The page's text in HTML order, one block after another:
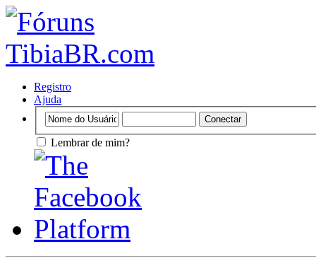
Registro
Ajuda
Lembrar de mim?